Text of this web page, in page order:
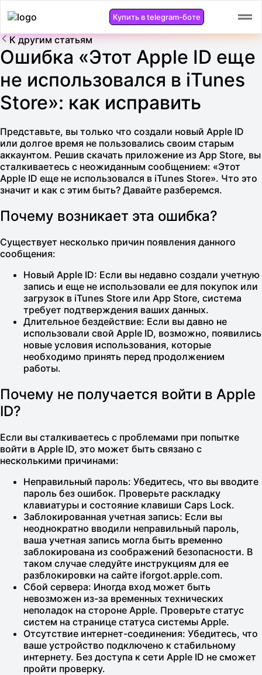
Купить в telegram-боте
К другим статьям
Ошибка «Этот Apple ID еще
не использовался в iTunes
Store»: как исправить
Представьте, вы только что создали новый Apple ID
или долгое время не пользовались своим старым
аккаунтом. Решив скачать приложение из App Store, вы
сталкиваетесь с неожиданным сообщением: «Этот
Apple ID еще не использовался в iTunes Store». Что это
значит и как с этим быть? Давайте разберемся.
Почему возникает эта ошибка?
Существует несколько причин появления данного
сообщения:
Новый Apple ID: Если вы недавно создали учетную
запись и еще не использовали ее для покупок или
загрузок в iTunes Store или App Store, система
требует подтверждения ваших данных.
Длительное бездействие: Если вы давно не
использовали свой Apple ID, возможно, появились
новые условия использования, которые
необходимо принять перед продолжением
работы.
Почему не получается войти в Apple
ID?
Если вы сталкиваетесь с проблемами при попытке
войти в Apple ID, это может быть связано с
несколькими причинами:
Неправильный пароль: Убедитесь, что вы вводите
пароль без ошибок. Проверьте раскладку
клавиатуры и состояние клавиши Caps Lock.
Заблокированная учетная запись: Если вы
неоднократно вводили неправильный пароль,
ваша учетная запись могла быть временно
заблокирована из соображений безопасности. В
таком случае следуйте инструкциям для ее
разблокировки на сайте iforgot.apple.com.
Сбой сервера: Иногда вход может быть
невозможен из-за временных технических
неполадок на стороне Apple. Проверьте статус
систем на странице статуса системы Apple.
Отсутствие интернет-соединения: Убедитесь, что
ваше устройство подключено к стабильному
интернету. Без доступа к сети Apple ID не сможет
пройти проверку.